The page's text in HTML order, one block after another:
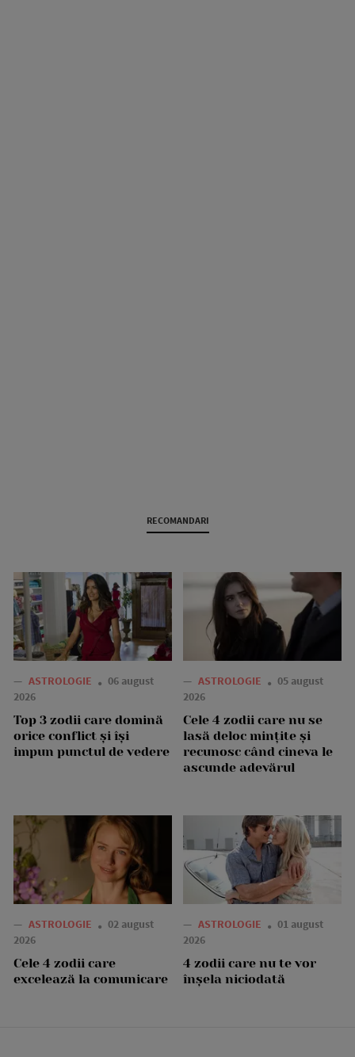
RECOMANDARI
— ASTROLOGIE
06 august
2026
Top 3 zodii care domină
orice conflict și își
impun punctul de vedere
— ASTROLOGIE
05 august
2026
Cele 4 zodii care nu se
lasă deloc mințite și
recunosc când cineva le
ascunde adevărul
— ASTROLOGIE
02 august
2026
Cele 4 zodii care
excelează la comunicare
— ASTROLOGIE
01 august
2026
4 zodii care nu te vor
înșela niciodată